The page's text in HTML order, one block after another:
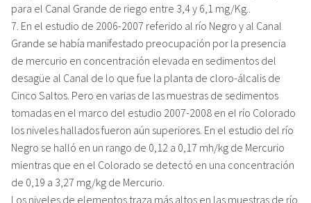
para el Canal Grande de riego entre 3,4 y 6,1 mg/Kg..
7. En el estudio de 2006-2007 referido al río Negro y al Canal
Grande se había manifestado preocupación por la presencia
de mercurio en concentración elevada en sedimentos del
desagüe al Canal de lo que fue la planta de cloro-álcalis de
Cinco Saltos. Pero en varias de las muestras de sedimentos
tomadas en el marco del estudio 2007-2008 en el río Colorado
los niveles hallados fueron aún superiores. En el estudio del río
Negro se halló en un rango de 0,12 a 0,17 mh/kg de Mercurio
mientras que en el Colorado se detectó en una concentración
de 0,19 a 3,27 mg/kg de Mercurio.
Los niveles de elementos traza más altos en las muestras de río